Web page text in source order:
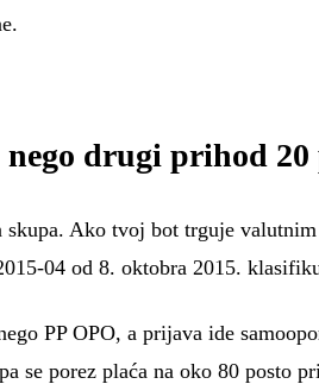
drugi prihod 20
skupa. Ako tvoj bot trguje
04 od 8. oktobra 2015.
PP OPO, a prijava ide
se porez plaća na oko 80